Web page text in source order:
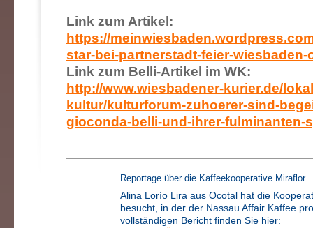
Link zum Artikel:
https://
star-bei-partnerstadt-feier-wiesbaden-
Link zum Belli-Artikel im WK:
http://www.wiesbadener-kurier.de/
kultur/kulturforum-zuhoerer-sind-
gioconda-belli-und-ihrer-fulminanten-
Reportage über die Kaffeekooperative Miraflor
Alina Lorío Lira aus Ocotal hat die
besucht, in der der Nassau Affair Kaffee
vollständigen Bericht finden Sie hier: